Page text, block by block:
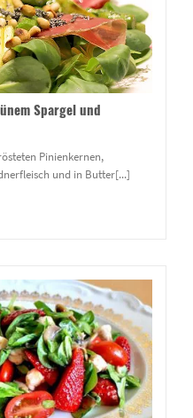
Spargel und
Pinienkernen,
und in Butter[...]